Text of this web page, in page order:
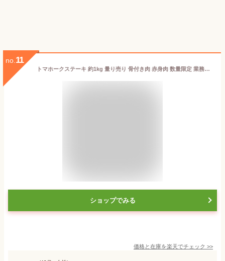
no. 11
トマホークステーキ 約1kg 量り売り 骨付き肉 赤身肉 数量限定 業務用 骨付リブロース 冷凍 牛肉 ブロック
ショップでみる
価格と在庫を楽天でチェック >>